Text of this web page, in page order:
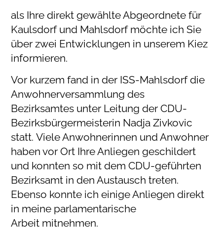
als Ihre direkt gewählte Abgeordnete für
Kaulsdorf und Mahlsdorf möchte ich Sie
über zwei Entwicklungen in unserem Kiez
informieren.
Vor kurzem fand in der ISS-Mahlsdorf die
Anwohnerversammlung des
Bezirksamtes unter Leitung der CDU-
Bezirksbürgermeisterin Nadja Zivkovic
statt. Viele Anwohnerinnen und Anwohner
haben vor Ort Ihre Anliegen geschildert
und konnten so mit dem CDU-geführten
Bezirksamt in den Austausch treten.
Ebenso konnte ich einige Anliegen direkt
in meine parlamentarische
Arbeit mitnehmen.